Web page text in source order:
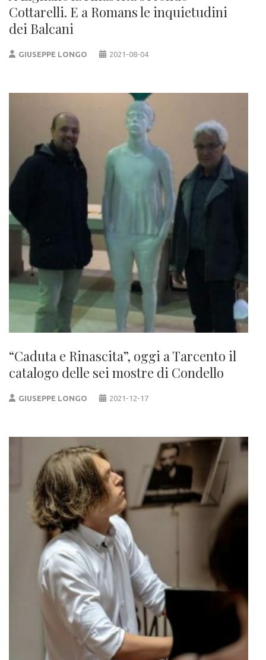
Cottarelli. E a Romans le inquietudini
dei Balcani
GIUSEPPE LONGO 2021-08-04
“Caduta e Rinascita”, oggi a Tarcento il
catalogo delle sei mostre di Condello
GIUSEPPE LONGO 2021-12-17